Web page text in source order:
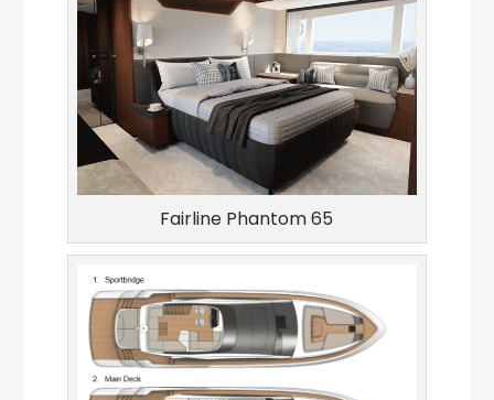
Fairline Phantom 65